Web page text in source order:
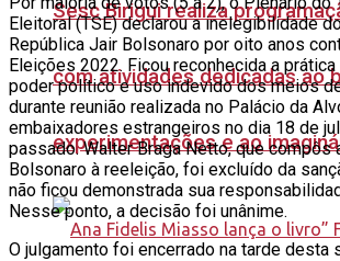
Sesc Birigui realiza
com atividades dedicadas ao
experimentações e ao
Eleitoral (TSE) declarou a inelegibilidade
República Jair Bolsonaro por oito anos
Eleições 2022. Ficou reconhecida a
poder político e uso indevido dos meios
durante reunião realizada no Palácio da
embaixadores estrangeiros no dia 18 de
passado. Walter Braga Netto, que compôs
Bolsonaro à reeleição, foi excluído da
não ficou demonstrada sua
Nesse ponto, a decisão foi unânime.
O julgamento foi encerrado na tarde desta